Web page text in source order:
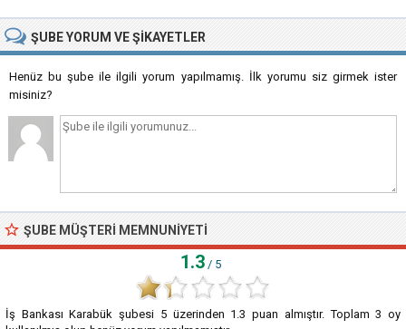
ŞUBEYORUM VE ŞIKAYETLER
Henüz bu şube ile ilgili yorum yapılmamış. İlk yorumu siz girmek ister
misiniz?
ŞUBE MÜŞTERI MEMNUNIYETI
1.3 / 5
İş Bankası Karabük şubesi 5üzerinden 1.3 puan almıştır. Toplam3 oy